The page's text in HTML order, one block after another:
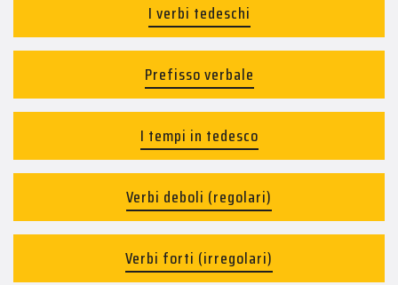
I verbi tedeschi
Prefisso verbale
I tempi in tedesco
Verbi deboli (regolari)
Verbi forti (irregolari)